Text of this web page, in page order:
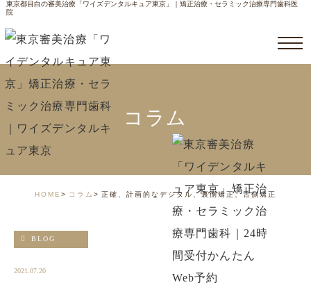
東京都目白の審美治療「ワイズデンタルキュア東京」｜矯正治療・セラミック治療専門歯科医
院
コラム
HOME コラム 正確、計画的なデジタル、裏側矯正、舌側矯正
BLOG
2021.07.20